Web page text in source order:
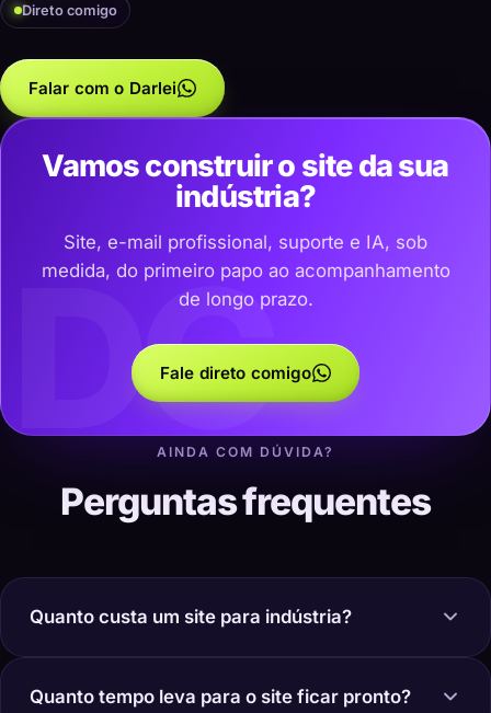
Direto comigo
Falar com o Darlei
DC
Vamos construir o site da sua
indústria?
Site, e-mail profissional, suporte e IA, sob
medida, do primeiro papo ao acompanhamento
de longo prazo.
Fale direto comigo
AINDA COM DÚVIDA?
Perguntas frequentes
Quanto custa um site para indústria?
Quanto tempo leva para o site ficar pronto?